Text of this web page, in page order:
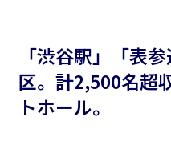
「渋谷駅」「表
区。計2,500名超
トホール。